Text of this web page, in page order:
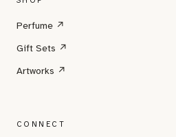
Perfume ↗
Gift Sets ↗
Artworks ↗
CONNECT